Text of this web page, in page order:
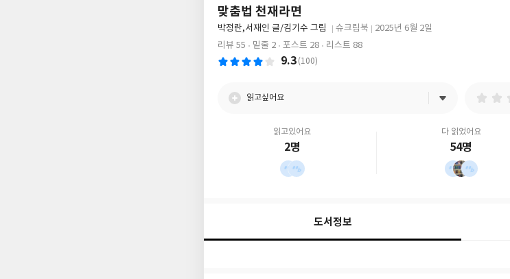
맞춤법 천재라면
글
쓴
박정란,서재인 글/김기수 그림
출
판
슈크림북
2025년 6월 2일
리뷰 55
밑줄 2 포스트 28 리스트 88
9.3 (100)
읽고싶어요
읽고있어요
2명
다 읽었어요
54명
도서정보